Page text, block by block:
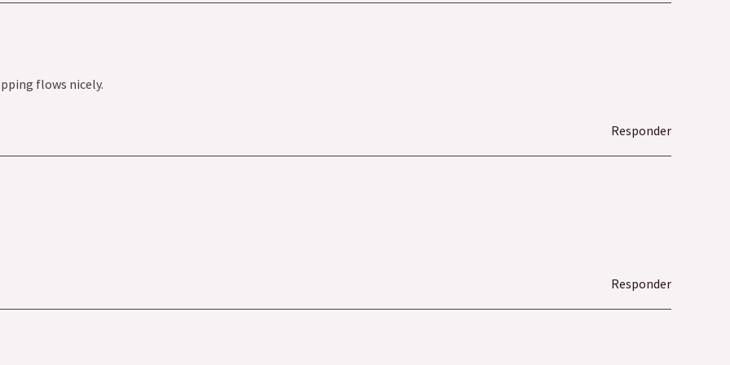
flows nicely.
Responder
Responder